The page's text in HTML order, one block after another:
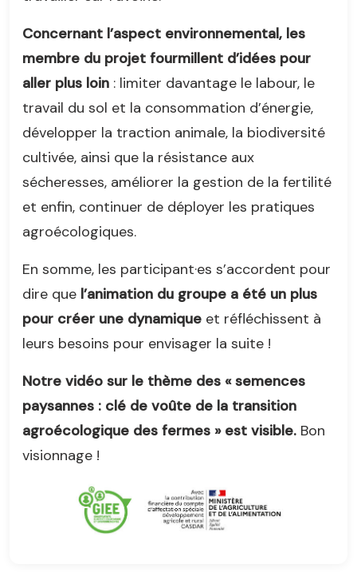
Concernant l’aspect environnemental, les
membre du projet fourmillent d’idées pour
aller plus loin : limiter davantage le labour, le
travail du sol et la consommation d’énergie,
développer la traction animale, la biodiversité
cultivée, ainsi que la résistance aux
sécheresses, améliorer la gestion de la fertilité
et enfin, continuer de déployer les pratiques
agroécologiques.
En somme, les participant·es s’accordent pour
dire que l’animation du groupe a été un plus
pour créer une dynamique et réfléchissent à
leurs besoins pour envisager la suite !
Notre vidéo sur le thème des « semences
paysannes : clé de voûte de la transition
agroécologique des fermes » est visible. Bon
visionnage !